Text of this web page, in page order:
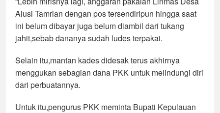
Alusi Tamrian dengan pos tersendiripun hingga saat
ini belum dibayar juga belum diambil dari tukang
jahit,sebab dananya sudah ludes terpakai.
Selain itu,mantan kades didesak terus akhirnya
menggukan sebagian dana PKK untuk melindungi diri
dari perbuatannya.
Untuk itu,pengurus PKK meminta Bupati Kepulauan